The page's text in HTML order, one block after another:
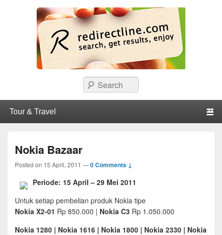
Surabaya.
Search
Nokia Bazaar
Posted on 15 April, 2011 —0 Comments ↓
Periode: 15 April – 29 Mei 2011
Untuk setiap pembelian produk Nokia tipe
Nokia X2-01 Rp 850.000 | Nokia C3 Rp 1.050.000
Nokia 1280 | Nokia 1616 | Nokia 1800 | Nokia 2330 | Nokia